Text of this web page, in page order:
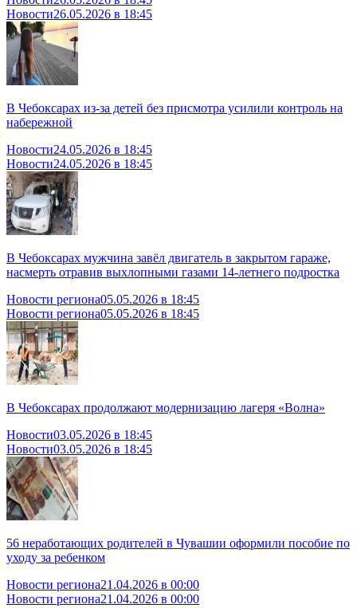
Новости26.05.2026 в 18:45
В Чебоксарах из-за детей без присмотра усилили контроль на
набережной
Новости24.05.2026 в 18:45
Новости24.05.2026 в 18:45
В Чебоксарах мужчина завёл двигатель в закрытом гараже,
насмерть отравив выхлопными газами 14-летнего подростка
Новости региона05.05.2026 в 18:45
Новости региона05.05.2026 в 18:45
В Чебоксарах продолжают модернизацию лагеря «Волна»
Новости03.05.2026 в 18:45
Новости03.05.2026 в 18:45
56 неработающих родителей в Чувашии оформили пособие по
уходу за ребенком
Новости региона21.04.2026 в 00:00
Новости региона21.04.2026 в 00:00